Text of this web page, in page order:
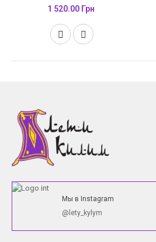
1 520.00 Грн
Мы в Instagram
@lety_kylym